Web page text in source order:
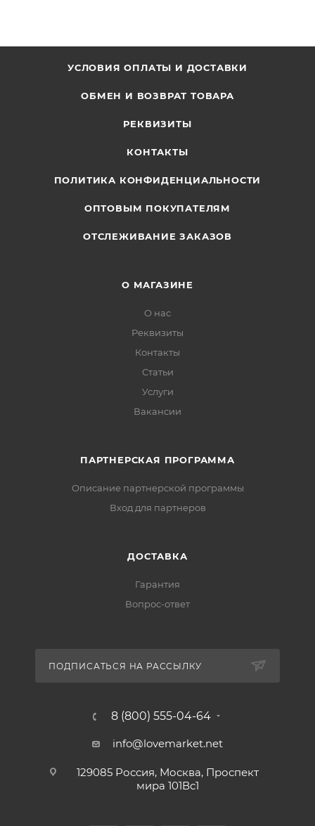
УСЛОВИЯ ОПЛАТЫ И ДОСТАВКИ
ОБМЕН И ВОЗВРАТ ТОВАРА
РЕКВИЗИТЫ
КОНТАКТЫ
ПОЛИТИКА КОНФИДЕНЦИАЛЬНОСТИ
ОПТОВЫМ ПОКУПАТЕЛЯМ
ОТСЛЕЖИВАНИЕ ЗАКАЗОВ
О МАГАЗИНЕ
О нас
Реквизиты
Контакты
Статьи
Услуги
Вакансии
ПАРТНЕРСКАЯ ПРОГРАММА
Описание партнерской программы
Вход для партнеров
ДОСТАВКА
Гарантия
Вопрос-ответ
ПОДПИСАТЬСЯ НА РАССЫЛКУ
8 (800) 555-04-64
info@lovemarket.net
129085 Россия, Москва, Проспект
мира 101Вс1